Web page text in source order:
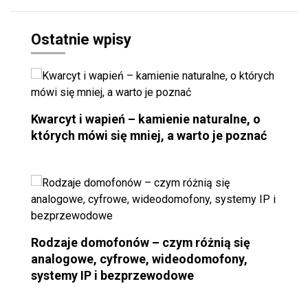
Ostatnie wpisy
Kwarcyt i wapień – kamienie naturalne, o
których mówi się mniej, a warto je poznać
Rodzaje domofonów – czym różnią się
analogowe, cyfrowe, wideodomofony,
systemy IP i bezprzewodowe